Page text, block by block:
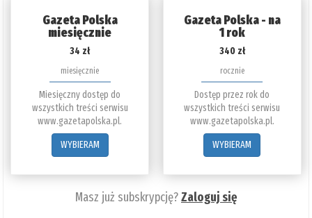
Gazeta Polska
miesięcznie
34 zł
miesięcznie
Miesięczny dostęp do
wszystkich treści serwisu
www.gazetapolska.pl.
WYBIERAM
Gazeta Polska - na
1 rok
340 zł
rocznie
Dostęp przez rok do
wszystkich treści serwisu
www.gazetapolska.pl.
WYBIERAM
Masz już subskrypcję?Zaloguj się